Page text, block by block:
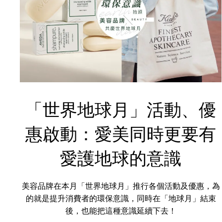
「世界地球月」活動、優
惠啟動：愛美同時更要有
愛護地球的意識
美容品牌在本月「世界地球月」推行各個活動及優惠，為
的就是提升消費者的環保意識，同時在「地球月」結束
後，也能把這種意識延續下去！